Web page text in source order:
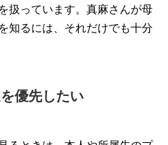
扱っています。真麻さんが母
知るには、それだけでも十分
優先したい